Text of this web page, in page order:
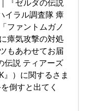
『ゼルダの伝説
イラル調査隊 瘴
ファントムガノ
瘴気攻撃の対処
もあわせてお届
伝説 ティアーズ
）に関するさま
倒すと出てく